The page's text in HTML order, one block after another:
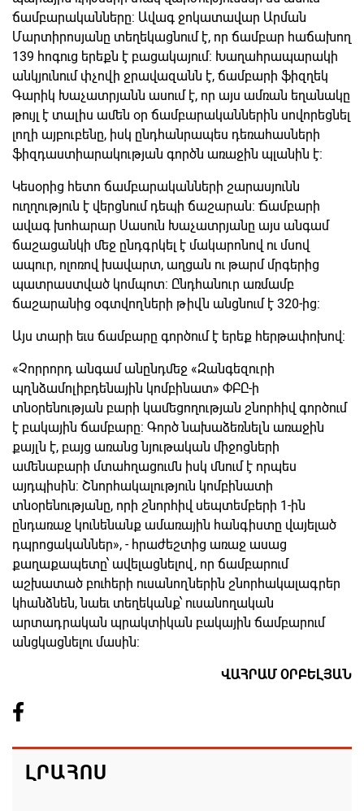
ճամբարականները: Ավագ ջոկատավար Արման
Մարտիրոսյանը տեղեկացնում է, որ ճամբար հաճախող
139 հոգուց երեքն է բացակայում: Խաղահրապարակի
անկյունում փչովի ջրավազանն է, ճամբարի ֆիզղեկ
Գարիկ Խաչատրյանն ասում է, որ այս ամռան եղանակը
թույլ է տալիս ամեն օր ճամբարականներին սովորեցնել
լողի այբուբենը, իսկ ընդհանրապես դեռահասների
ֆիզդաստիարակության գործն առաջին պլանին է:
Կեսօրից հետո ճամբարականների շարասյունն
ուղղություն է վերցնում դեպի ճաշարան: Ճամբարի
ավագ խոհարար Սասուն Խաչատրյանը այս անգամ
ճաշացանկի մեջ ընդգրկել է մակարոնով ու մսով
ապուր, ոլոռով խավարտ, աղցան ու թարմ մրգերից
պատրաստված կոմպոտ: Ընդհանուր առմամբ
ճաշարանից օգտվողների թիվն անցնում է 320-ից:
Այս տարի եւս ճամբարը գործում է երեք հերթափոխով:
«Չորրորդ անգամ անընդմեջ «Զանգեզուրի
պղնձամոլիբդենային կոմբինատ» ՓԲԸ-ի
տնօրենության բարի կամեցողության շնորհիվ գործում
է բակային ճամբարը: Գործ նախաձեռնելն առաջին
քայլն է, բայց առանց նյութական միջոցների
ամենաբարի մտահղացումն իսկ մնում է որպես
այդպիսին: Շնորհակալություն կոմբինատի
տնօրենությանը, որի շնորհիվ սեպտեմբերի 1-ին
ընդառաջ կունենանք ամառային հանգիստը վայելած
դպրոցականներ», - հրաժեշտից առաջ ասաց
քաղաքապետը՝ ավելացնելով, որ ճամբարում
աշխատած բուհերի ուսանողներին շնորհակալագրեր
կհանձնեն, նաեւ տեղեկանք՝ ուսանողական
արտադրական պրակտիկան բակային ճամբարում
անցկացնելու մասին:
ՎԱՀՐԱՄ ՕՐԲԵԼՅԱՆ
ԼՐԱՀՈՍ